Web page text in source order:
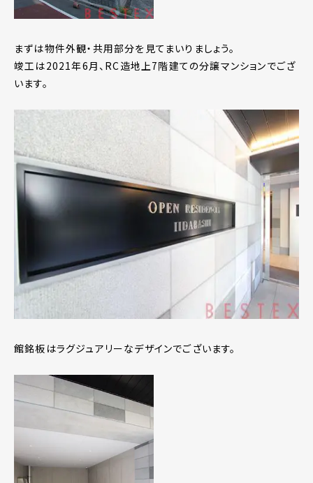
まずは物件外観・共用部分を見てまいりましょう。
竣工は2021年6月、RC造地上7階建ての分譲マンションでござ
います。
館銘板はラグジュアリーなデザインでございます。